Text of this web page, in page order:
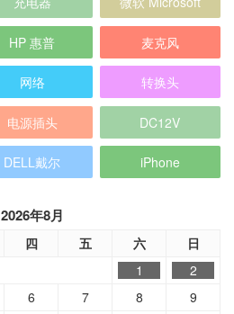
HP 惠普 麦克风
网络 转换头
电源插头 DC12V
DELL戴尔 iPhone
2026年8月
四 五 六 日
1
2
6 7 8
9